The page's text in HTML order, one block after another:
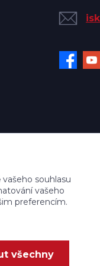
souhlasu
vašeho
preferencím.
všechny